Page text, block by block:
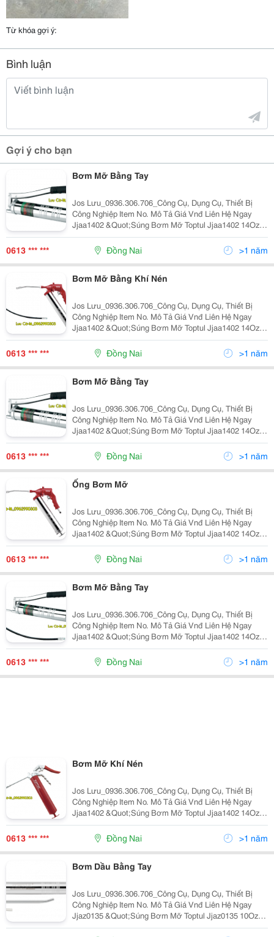
Từ khóa gợi ý:
Bình luận
Gợi ý cho bạn
Bơm Mỡ Bằng Tay
Jos Lưu_0936.306.706_Công Cụ, Dụng Cụ, Thiết Bị
Công Nghiệp Item No. Mô Tả Giá Vnđ Liên Hệ Ngay
Jjaa1402 &Quot;Súng Bơm Mỡ Toptul Jjaa1402 14Oz,
Dung Tích 400Cc Chiều Dài Tổng Thể 530Mm Ống Kim
Loại Cứng 6&Quot;&Quot; &Quot; 537.130 09363
0613 *** *** Đồng Nai >1 năm
Bơm Mỡ Bằng Khí Nén
Jos Lưu_0936.306.706_Công Cụ, Dụng Cụ, Thiết Bị
Công Nghiệp Item No. Mô Tả Giá Vnđ Liên Hệ Ngay
Jjaa1402 &Quot;Súng Bơm Mỡ Toptul Jjaa1402 14Oz,
Dung Tích 400Cc Chiều Dài Tổng Thể 530Mm Ống Kim
Loại Cứng 6&Quot;&Quot; &Quot; 537.130 09363
0613 *** *** Đồng Nai >1 năm
Bơm Mỡ Bằng Tay
Jos Lưu_0936.306.706_Công Cụ, Dụng Cụ, Thiết Bị
Công Nghiệp Item No. Mô Tả Giá Vnđ Liên Hệ Ngay
Jjaa1402 &Quot;Súng Bơm Mỡ Toptul Jjaa1402 14Oz,
Dung Tích 400Cc Chiều Dài Tổng Thể 530Mm Ống Kim
Loại Cứng 6&Quot;&Quot; &Quot; 537.130 09363
0613 *** *** Đồng Nai >1 năm
Ống Bơm Mỡ
Jos Lưu_0936.306.706_Công Cụ, Dụng Cụ, Thiết Bị
Công Nghiệp Item No. Mô Tả Giá Vnđ Liên Hệ Ngay
Jjaa1402 &Quot;Súng Bơm Mỡ Toptul Jjaa1402 14Oz,
Dung Tích 400Cc Chiều Dài Tổng Thể 530Mm Ống Kim
Loại Cứng 6&Quot;&Quot; &Quot; 537.130 09363
0613 *** *** Đồng Nai >1 năm
Bơm Mỡ Bằng Tay
Jos Lưu_0936.306.706_Công Cụ, Dụng Cụ, Thiết Bị
Công Nghiệp Item No. Mô Tả Giá Vnđ Liên Hệ Ngay
Jjaa1402 &Quot;Súng Bơm Mỡ Toptul Jjaa1402 14Oz,
Dung Tích 400Cc Chiều Dài Tổng Thể 530Mm Ống Kim
Loại Cứng 6&Quot;&Quot; &Quot; 537,130 09363
0613 *** *** Đồng Nai >1 năm
Bơm Mỡ Khí Nén
Jos Lưu_0936.306.706_Công Cụ, Dụng Cụ, Thiết Bị
Công Nghiệp Item No. Mô Tả Giá Vnđ Liên Hệ Ngay
Jjaa1402 &Quot;Súng Bơm Mỡ Toptul Jjaa1402 14Oz,
Dung Tích 400Cc Chiều Dài Tổng Thể 530Mm Ống Kim
Loại Cứng 6&Quot;&Quot; &Quot; 537,130 09363
0613 *** *** Đồng Nai >1 năm
Bơm Dầu Bằng Tay
Jos Lưu_0936.306.706_Công Cụ, Dụng Cụ, Thiết Bị
Công Nghiệp Item No. Mô Tả Giá Vnđ Liên Hệ Ngay
Jjaz0135 &Quot;Súng Bơm Mỡ Toptul Jjaz0135 10Oz,
Dung Tích 1000Cc Chiều Dài 3445Mm Ống Kim Loại